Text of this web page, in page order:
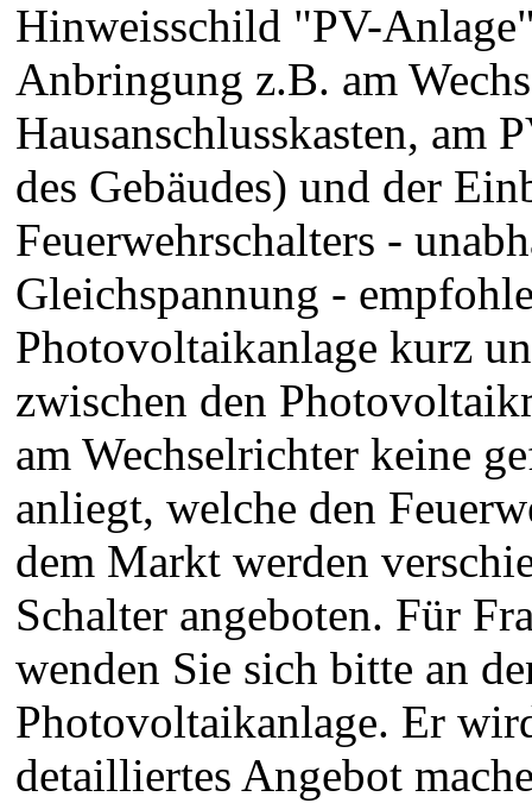
Hinweisschild "PV-
Anbringung z.B. am
Hausanschlusskasten, am
des Gebäudes) und der
Feuerwehrschalters -
Gleichspannung -
Photovoltaikanlage kurz
zwischen den
am Wechselrichter keine
anliegt, welche den
dem Markt werden
Schalter angeboten. Für
wenden Sie sich bitte an
Photovoltaikanlage. Er
detailliertes Angebot